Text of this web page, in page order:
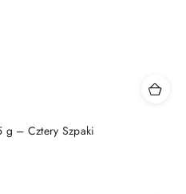
g – Cztery Szpaki